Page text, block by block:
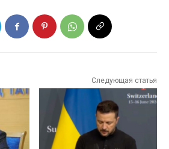
Следующая статья